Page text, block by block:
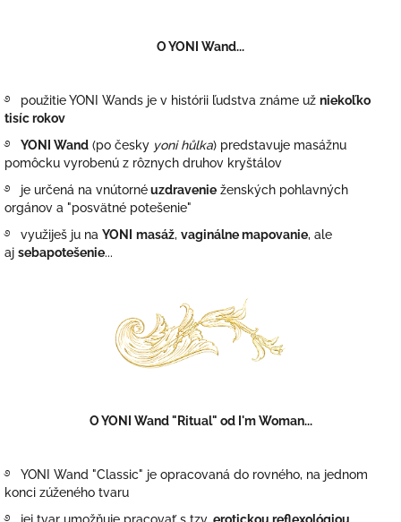
O YONI Wand...
࿔ použitie YONI Wands je v histórii ľudstva známe už niekoľko
tisíc rokov
࿔ YONI Wand (po česky yoni hůlka) predstavuje masážnu
pomôcku vyrobenú z rôznych druhov kryštálov
࿔ je určená na vnútornéuzdravenie ženských pohlavných
orgánov a "posvätné potešenie"
࿔ využiješ ju na YONI masáž, vaginálne mapovanie, ale
aj sebapotešenie...
O YONI Wand "Ritual" od I'm Woman...
࿔ YONI Wand "Classic" je opracovaná do rovného, na jednom
konci zúženého tvaru